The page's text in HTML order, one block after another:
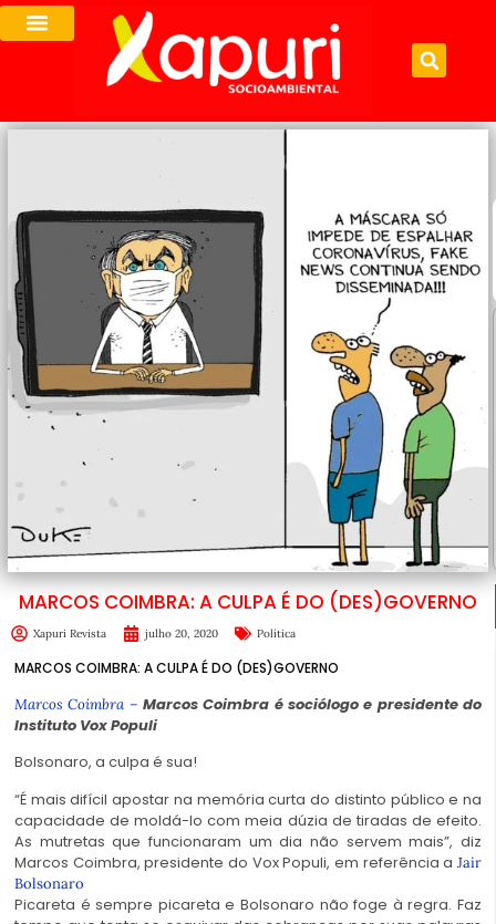
MARCOS COIMBRA: A CULPA É DO (DES)GOVERNO
Xapuri Revista julho 20, 2020 Política
MARCOS COIMBRA: A CULPA É DO (DES)GOVERNO
Marcos Coimbra – Marcos Coimbra é sociólogo e presidente do
Instituto Vox Populi
Bolsonaro, a culpa é sua!
“É mais difícil apostar na memória curta do distinto público e na
capacidade de moldá-lo com meia dúzia de tiradas de efeito.
As mutretas que funcionaram um dia não servem mais”, diz
Marcos Coimbra, presidente do Vox Populi, em referência a Jair
Bolsonaro
Picareta é sempre picareta e Bolsonaro não foge à regra. Faz